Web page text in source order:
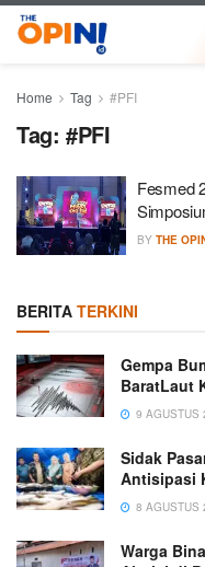
Home Tag #PFI
Tag: #PFI
Fesmed
BY THE
BERITA TERKINI
Gempa
BaratLaut
9 AGUSTUS
Sidak
Antisipasi
8 AGUSTUS
Warga